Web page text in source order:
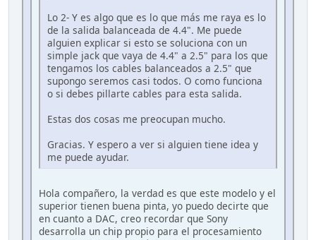
Lo 2- Y es algo que es lo que más me raya es lo
de la salida balanceada de 4.4". Me puede
alguien explicar si esto se soluciona con un
simple jack que vaya de 4.4" a 2.5" para los que
tengamos los cables balanceados a 2.5" que
supongo seremos casi todos. O como funciona
o si debes pillarte cables para esta salida.
Estas dos cosas me preocupan mucho.
Gracias. Y espero a ver si alguien tiene idea y
me puede ayudar.
Hola compañero, la verdad es que este modelo y el
superior tienen buena pinta, yo puedo decirte que
en cuanto a DAC, creo recordar que Sony
desarrolla un chip propio para el procesamiento